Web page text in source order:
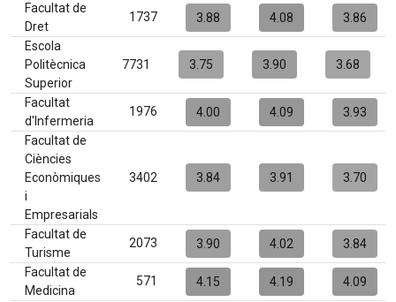
Facultat de
Dret
1737 3.88 4.08
3.86
Escola
Politècnica
Superior
7731 3.75 3.90 3.68
Facultat
d'Infermeria
1976 4.00 4.09
3.93
Facultat de
Ciències
Econòmiques
i
Empresarials
3402 3.84 3.91 3.70
Facultat de
Turisme
2073 3.90 4.02
3.84
Facultat de
Medicina
571 4.15 4.19
4.09